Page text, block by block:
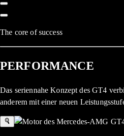
The core of success
PERFORMANCE
Das seriennahe Konzept des GT4
anderem mit einer neuen